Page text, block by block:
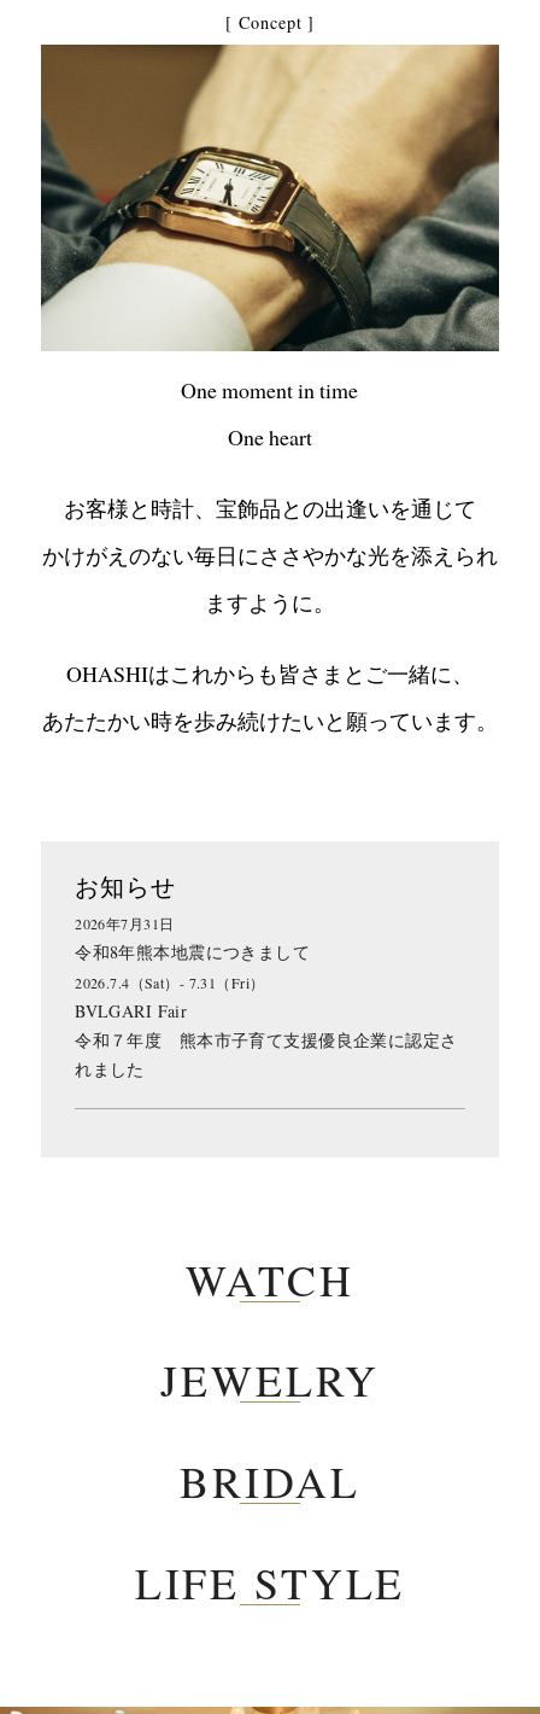
[ Concept ]
One moment in time
One heart
お客様と時計、宝飾品との出逢いを通じて
かけがえのない毎日にささやかな光を添えられ
ますように。
OHASHIはこれからも皆さまとご一緒に、
あたたかい時を歩み続けたいと願っています。
お知らせ
2026年7月31日
令和8年熊本地震につきまして
2026.7.4（Sat）- 7.31（Fri）
BVLGARI Fair
令和７年度 熊本市子育て支援優良企業に認定さ
れました
WATCH
JEWELRY
BRIDAL
LIFE STYLE